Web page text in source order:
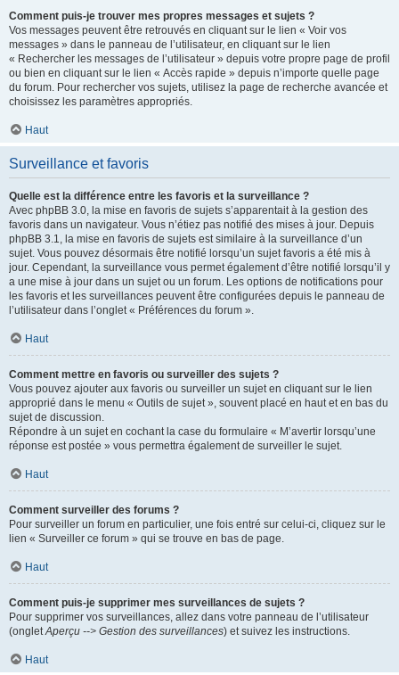
Comment puis-je trouver mes propres messages et sujets ?
Vos messages peuvent être retrouvés en cliquant sur le lien « Voir vos
messages » dans le panneau de l’utilisateur, en cliquant sur le lien
« Rechercher les messages de l’utilisateur » depuis votre propre page de profil
ou bien en cliquant sur le lien « Accès rapide » depuis n’importe quelle page
du forum. Pour rechercher vos sujets, utilisez la page de recherche avancée et
choisissez les paramètres appropriés.
Haut
Surveillance et favoris
Quelle est la différence entre les favoris et la surveillance ?
Avec phpBB 3.0, la mise en favoris de sujets s’apparentait à la gestion des
favoris dans un navigateur. Vous n’étiez pas notifié des mises à jour. Depuis
phpBB 3.1, la mise en favoris de sujets est similaire à la surveillance d’un
sujet. Vous pouvez désormais être notifié lorsqu’un sujet favoris a été mis à
jour. Cependant, la surveillance vous permet également d’être notifié lorsqu’il y
a une mise à jour dans un sujet ou un forum. Les options de notifications pour
les favoris et les surveillances peuvent être configurées depuis le panneau de
l’utilisateur dans l’onglet « Préférences du forum ».
Haut
Comment mettre en favoris ou surveiller des sujets ?
Vous pouvez ajouter aux favoris ou surveiller un sujet en cliquant sur le lien
approprié dans le menu « Outils de sujet », souvent placé en haut et en bas du
sujet de discussion.
Répondre à un sujet en cochant la case du formulaire « M’avertir lorsqu’une
réponse est postée » vous permettra également de surveiller le sujet.
Haut
Comment surveiller des forums ?
Pour surveiller un forum en particulier, une fois entré sur celui-ci, cliquez sur le
lien « Surveiller ce forum » qui se trouve en bas de page.
Haut
Comment puis-je supprimer mes surveillances de sujets ?
Pour supprimer vos surveillances, allez dans votre panneau de l’utilisateur
(ongletAperçu --> Gestion des surveillances) et suivez les instructions.
Haut